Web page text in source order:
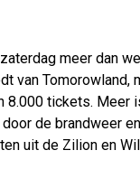
meer dan
van Tomorowland,
8.000 tickets.
de brandweer
uit de Zilion en